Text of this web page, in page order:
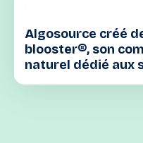
Algosource créé
blooster®, son
naturel dédié aux